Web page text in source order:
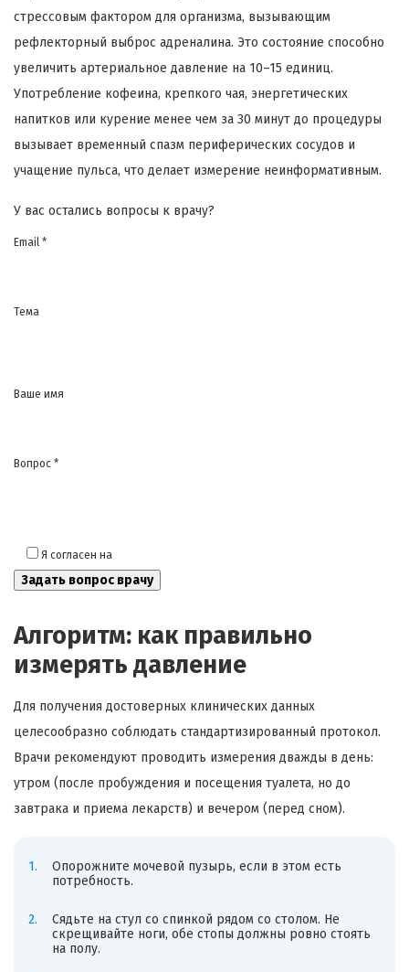
стрессовым фактором для организма, вызывающим
рефлекторный выброс адреналина. Это состояние способно
увеличить артериальное давление на 10–15 единиц.
Употребление кофеина, крепкого чая, энергетических
напитков или курение менее чем за 30 минут до процедуры
вызывает временный спазм периферических сосудов и
учащение пульса, что делает измерение неинформативным.
У вас остались вопросы к врачу?
Email *
Тема
Ваше имя
Вопрос *
Я согласен на
Алгоритм: как правильно
измерять давление
Для получения достоверных клинических данных
целесообразно соблюдать стандартизированный протокол.
Врачи рекомендуют проводить измерения дважды в день:
утром (после пробуждения и посещения туалета, но до
завтрака и приема лекарств) и вечером (перед сном).
Опорожните мочевой пузырь, если в этом есть
потребность.
Сядьте на стул со спинкой рядом со столом. Не
скрещивайте ноги, обе стопы должны ровно стоять
на полу.